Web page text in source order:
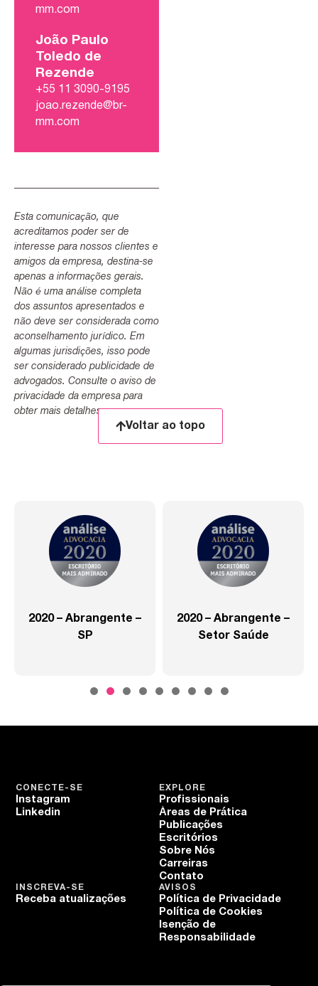
mm.com
João Paulo
Toledo de
Rezende
+55 11 3090-9195
joao.rezende@br-
mm.com
Esta comunicação, que
acreditamos poder ser de
interesse para nossos clientes e
amigos da empresa, destina-se
apenas a informações gerais.
Não é uma análise completa
dos assuntos apresentados e
não deve ser considerada como
aconselhamento jurídico. Em
algumas jurisdições, isso pode
ser considerado publicidade de
advogados. Consulte o aviso de
privacidade da empresa para
obter mais detalhes.
Voltar ao topo
2020 – Abrangente –
SP
2020 – Abrangente –
Setor Saúde
EXPLORE
Profissionais
Áreas de Prática
Publicações
Escritórios
Sobre Nós
Carreiras
Contato
CONECTE-SE
Instagram
Linkedin
AVISOS
Política de Privacidade
Política de Cookies
Isenção de
Responsabilidade
INSCREVA-SE
Receba atualizações